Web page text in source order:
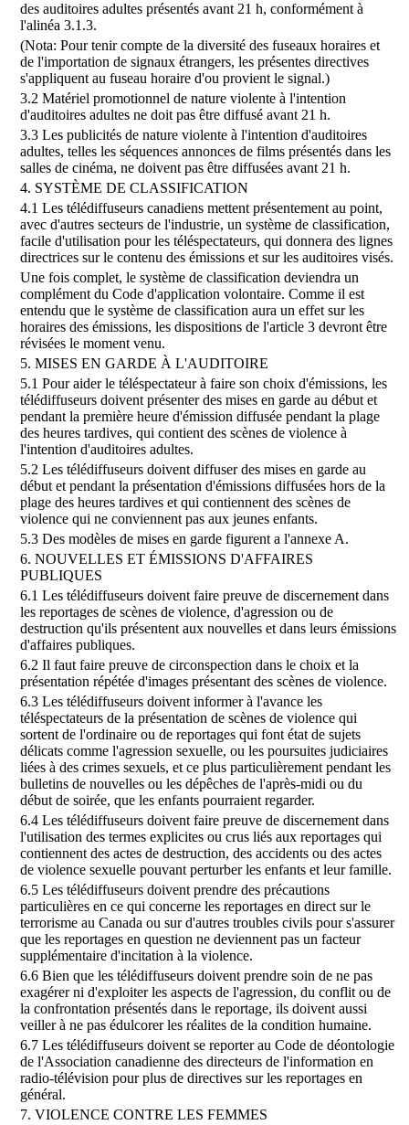
des auditoires adultes présentés avant 21 h, conformément à
l'alinéa 3.1.3.
(Nota: Pour tenir compte de la diversité des fuseaux horaires et
de l'importation de signaux étrangers, les présentes directives
s'appliquent au fuseau horaire d'ou provient le signal.)
3.2 Matériel promotionnel de nature violente à l'intention
d'auditoires adultes ne doit pas être diffusé avant 21 h.
3.3 Les publicités de nature violente à l'intention d'auditoires
adultes, telles les séquences annonces de films présentés dans les
salles de cinéma, ne doivent pas être diffusées avant 21 h.
4. SYSTÈME DE CLASSIFICATION
4.1 Les télédiffuseurs canadiens mettent présentement au point,
avec d'autres secteurs de l'industrie, un système de classification,
facile d'utilisation pour les téléspectateurs, qui donnera des lignes
directrices sur le contenu des émissions et sur les auditoires visés.
Une fois complet, le système de classification deviendra un
complément du Code d'application volontaire. Comme il est
entendu que le système de classification aura un effet sur les
horaires des émissions, les dispositions de l'article 3 devront être
révisées le moment venu.
5. MISES EN GARDE À L'AUDITOIRE
5.1 Pour aider le téléspectateur à faire son choix d'émissions, les
télédiffuseurs doivent présenter des mises en garde au début et
pendant la première heure d'émission diffusée pendant la plage
des heures tardives, qui contient des scènes de violence à
l'intention d'auditoires adultes.
5.2 Les télédiffuseurs doivent diffuser des mises en garde au
début et pendant la présentation d'émissions diffusées hors de la
plage des heures tardives et qui contiennent des scènes de
violence qui ne conviennent pas aux jeunes enfants.
5.3 Des modèles de mises en garde figurent a l'annexe A.
6. NOUVELLES ET ÉMISSIONS D'AFFAIRES
PUBLIQUES
6.1 Les télédiffuseurs doivent faire preuve de discernement dans
les reportages de scènes de violence, d'agression ou de
destruction qu'ils présentent aux nouvelles et dans leurs émissions
d'affaires publiques.
6.2 Il faut faire preuve de circonspection dans le choix et la
présentation répétée d'images présentant des scènes de violence.
6.3 Les télédiffuseurs doivent informer à l'avance les
téléspectateurs de la présentation de scènes de violence qui
sortent de l'ordinaire ou de reportages qui font état de sujets
délicats comme l'agression sexuelle, ou les poursuites judiciaires
liées à des crimes sexuels, et ce plus particulièrement pendant les
bulletins de nouvelles ou les dépêches de l'après-midi ou du
début de soirée, que les enfants pourraient regarder.
6.4 Les télédiffuseurs doivent faire preuve de discernement dans
l'utilisation des termes explicites ou crus liés aux reportages qui
contiennent des actes de destruction, des accidents ou des actes
de violence sexuelle pouvant perturber les enfants et leur famille.
6.5 Les télédiffuseurs doivent prendre des précautions
particulières en ce qui concerne les reportages en direct sur le
terrorisme au Canada ou sur d'autres troubles civils pour s'assurer
que les reportages en question ne deviennent pas un facteur
supplémentaire d'incitation à la violence.
6.6 Bien que les télédiffuseurs doivent prendre soin de ne pas
exagérer ni d'exploiter les aspects de l'agression, du conflit ou de
la confrontation présentés dans le reportage, ils doivent aussi
veiller à ne pas édulcorer les réalites de la condition humaine.
6.7 Les télédiffuseurs doivent se reporter au Code de déontologie
de l'Association canadienne des directeurs de l'information en
radio-télévision pour plus de directives sur les reportages en
général.
7. VIOLENCE CONTRE LES FEMMES